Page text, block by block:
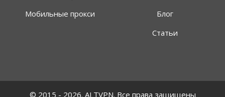
Мобильные прокси
Блог
Статьи
© 2015 - 2026. ALTVPN. Все права защищены